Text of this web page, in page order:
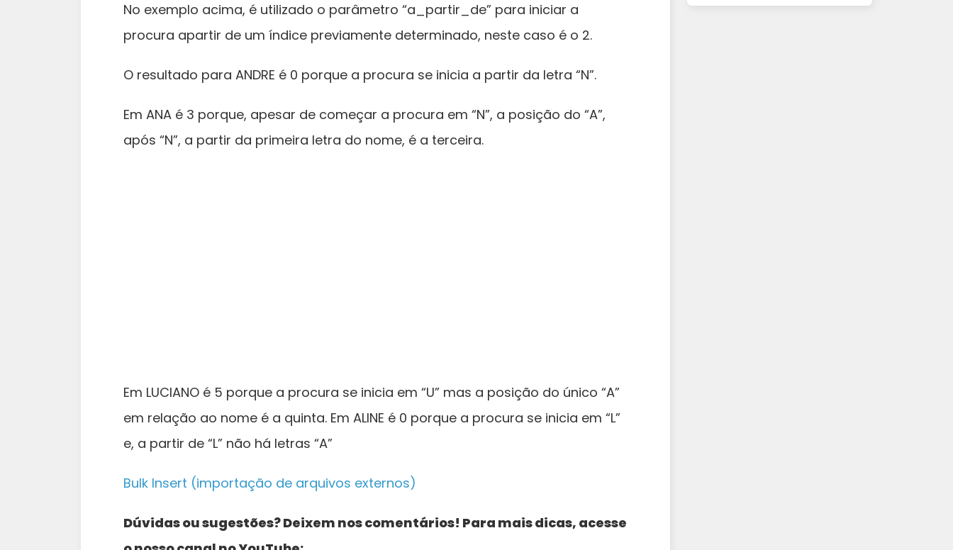
No exemplo acima, é utilizado o parâmetro “a_partir_de” para iniciar a
procura apartir de um índice previamente determinado, neste caso é o 2.
O resultado para ANDRE é 0 porque a procura se inicia a partir da letra “N”.
Em ANA é 3 porque, apesar de começar a procura em “N”, a posição do “A”,
após “N”, a partir da primeira letra do nome, é a terceira.
Em LUCIANO é 5 porque a procura se inicia em “U” mas a posição do único “A”
em relação ao nome é a quinta. Em ALINE é 0 porque a procura se inicia em “L”
e, a partir de “L” não há letras “A”
Bulk Insert (importação de arquivos externos)
Dúvidas ou sugestões? Deixem nos comentários! Para mais dicas, acesse